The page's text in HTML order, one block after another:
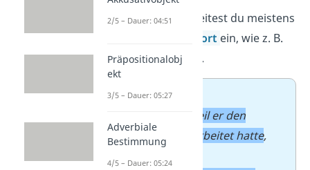
Einen Nebensatz leitest du meistens
Bindewort ein, wie z. B.
„weil“ oder „dass“.
➡️ Beispiele
weil er den
ganzen Tag gearbeitet hatte,
2/5 – Dauer: 04:51
Präpositionalobj
ekt
3/5 – Dauer: 05:27
Adverbiale
Bestimmung
4/5 – Dauer: 05:24